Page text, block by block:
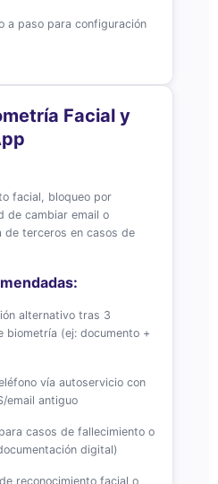
a paso para configuración
Facial y
facial, bloqueo por
de cambiar email o
de terceros en casos de
alternativo tras 3
biometría (ej: documento +
vía autoservicio con
email antiguo
casos de fallecimiento o
digital)
reconocimiento facial o